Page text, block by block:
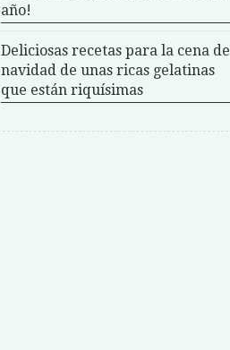
año!
Deliciosas recetas para la cena de
navidad de unas ricas gelatinas
que están riquísimas